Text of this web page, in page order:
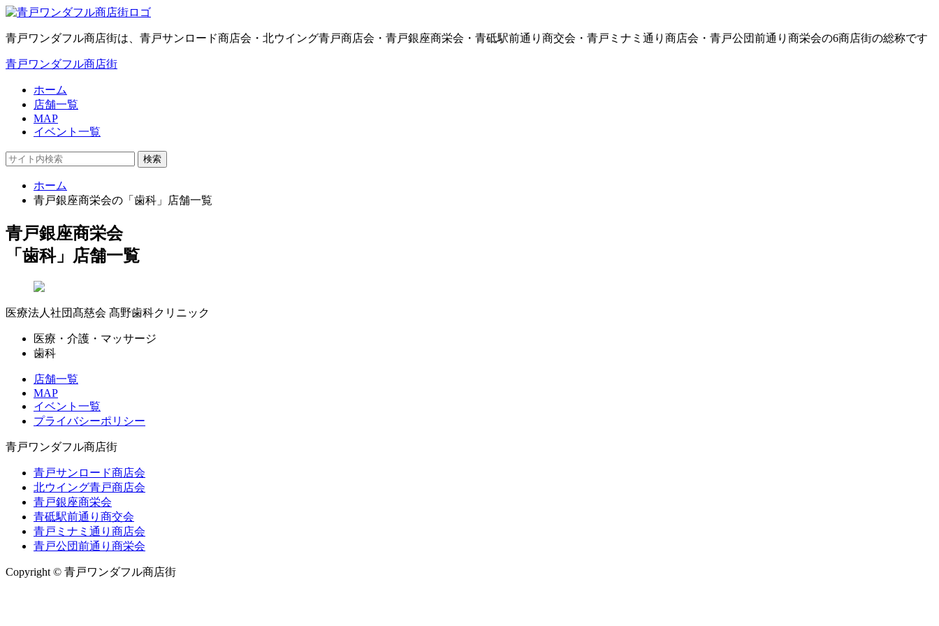
青戸ワンダフル商店街は、青戸サンロード商店会・北ウイング青戸商店会・青戸銀座商栄会・青砥駅前通り商交会・青戸ミナミ通り商店会・青戸公団前通り商栄会の6商店街の総称です
青戸ワンダフル商店街
ホーム
店舗一覧
MAP
イベント一覧
検索
ホーム
青戸銀座商栄会の「歯科」店舗一覧
青戸銀座商栄会
「歯科」店舗一覧
医療法人社団髙慈会 髙野歯科クリニック
医療・介護・マッサージ
歯科
店舗一覧
MAP
イベント一覧
プライバシーポリシー
青戸ワンダフル商店街
青戸サンロード商店会
北ウイング青戸商店会
青戸銀座商栄会
青砥駅前通り商交会
青戸ミナミ通り商店会
青戸公団前通り商栄会
Copyright © 青戸ワンダフル商店街